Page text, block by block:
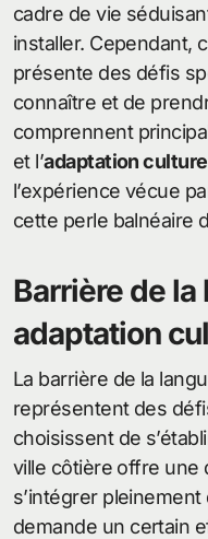
cadre de vie
installer. Cependant,
présente des défis
connaître et de
comprennent
et l’adaptation
l’expérience vécue
cette perle balnéaire
Barrière de la
adaptation
La barrière de la
représentent des
choisissent de
ville côtière offre une
s’intégrer
demande un certain